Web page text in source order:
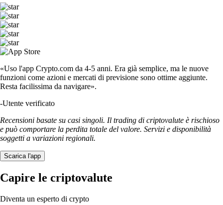
«Uso l'app Crypto.com da 4-5 anni. Era già semplice, ma le nuove
funzioni come azioni e mercati di previsione sono ottime aggiunte.
Resta facilissima da navigare».
-Utente verificato
Recensioni basate su casi singoli. Il trading di criptovalute è rischioso
e può comportare la perdita totale del valore. Servizi e disponibilità
soggetti a variazioni regionali.
Scarica l'app
Capire le criptovalute
Diventa un esperto di crypto